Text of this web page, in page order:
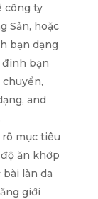
công ty
Sản, hoặc
bạn dạng
đình bạn
and
mục tiêu
ăn khớp
làn da
giới